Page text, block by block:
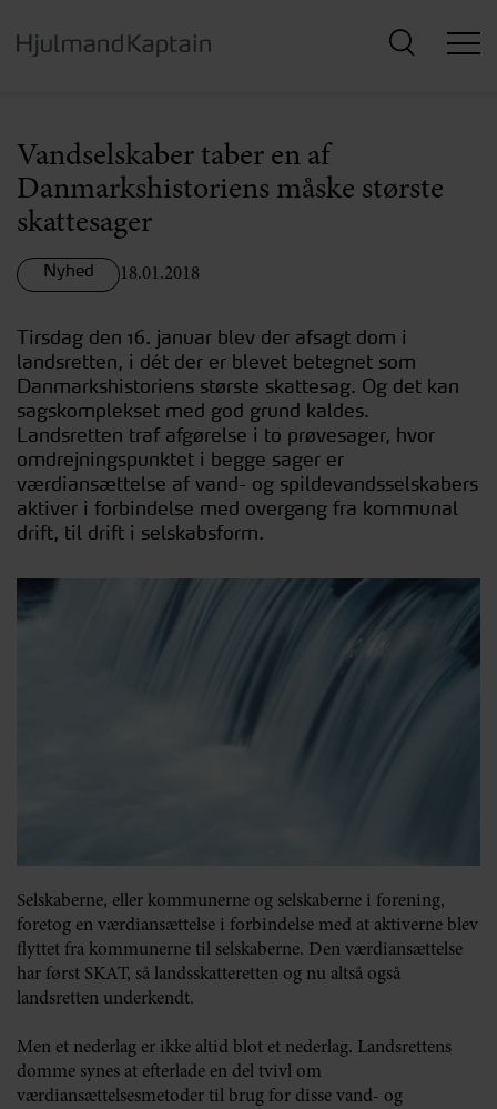
hovedindhold
Vandselskaber taber en af
Danmarkshistoriens måske største
skattesager
Nyhed 18.01.2018
Tirsdag den 16. januar blev der afsagt dom i
landsretten, i dét der er blevet betegnet som
Danmarkshistoriens største skattesag. Og det kan
sagskomplekset med god grund kaldes.
Landsretten traf afgørelse i to prøvesager, hvor
omdrejningspunktet i begge sager er
værdiansættelse af vand- og spildevandsselskabers
aktiver i forbindelse med overgang fra kommunal
drift, til drift i selskabsform.
Selskaberne, eller kommunerne og selskaberne i forening,
foretog en værdiansættelse i forbindelse med at aktiverne blev
flyttet fra kommunerne til selskaberne. Den værdiansættelse
har først SKAT, så landsskatteretten og nu altså også
landsretten underkendt.
Men et nederlag er ikke altid blot et nederlag. Landsrettens
domme synes at efterlade en del tvivl om
værdiansættelsesmetoder til brug for disse vand- og